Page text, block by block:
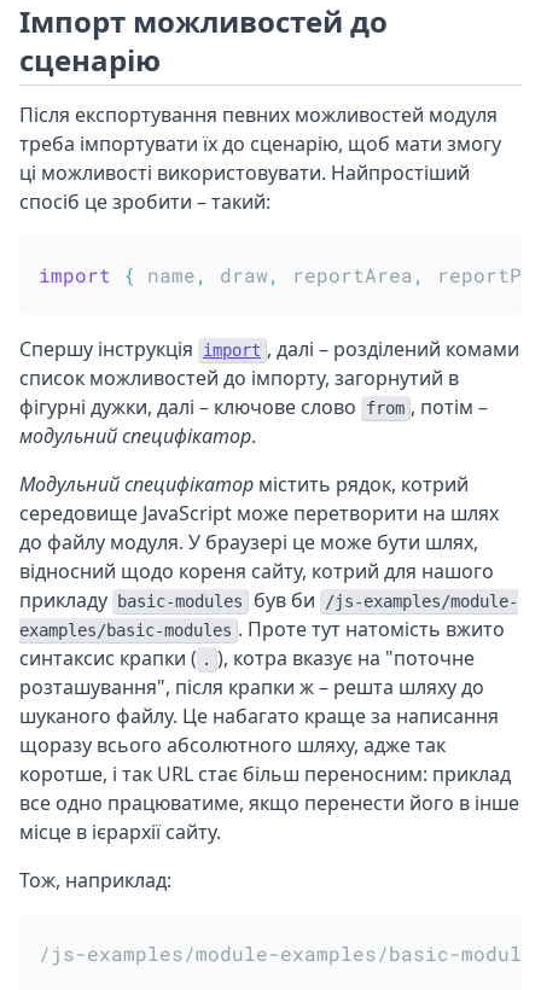
Імпорт можливостей до
сценарію
Після експортування певних можливостей модуля
треба імпортувати їх до сценарію, щоб мати змогу
ці можливості використовувати. Найпростіший
спосіб це зробити – такий:
import { name, draw, reportArea ,
Спершу інструкція import , далі – розділений комами
список можливостей до імпорту, загорнутий в
фігурні дужки, далі – ключове слово
from , потім –
модульний специфікатор.
Модульний специфікатор містить рядок, котрий
середовище JavaScript може перетворити на шлях
до файлу модуля. У браузері це може бути шлях,
відносний щодо кореня сайту, котрий для нашого
прикладу
basic-modules був би
/js-examples/module-
examples/basic-modules . Проте тут натомість вжито
синтаксис крапки ( . ), котра вказує на "поточне
розташування", після крапки ж – решта шляху до
шуканого файлу. Це набагато краще за написання
щоразу всього абсолютного шляху, адже так
коротше, і так URL стає більш переносним: приклад
все одно працюватиме, якщо перенести його в інше
місце в ієрархії сайту.
Тож, наприклад: